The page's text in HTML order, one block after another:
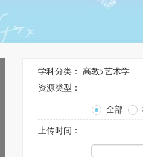
学科分类： 高教>艺术学
资源类型：
全部
上传时间：